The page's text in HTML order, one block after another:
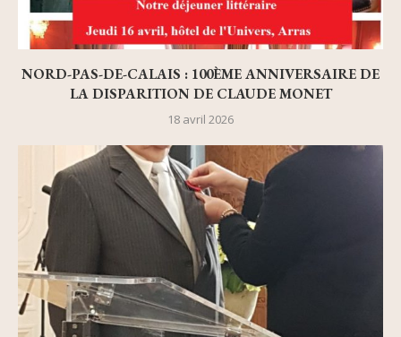
NORD-PAS-DE-CALAIS : 100ÈME ANNIVERSAIRE DE
LA DISPARITION DE CLAUDE MONET
18 avril 2026